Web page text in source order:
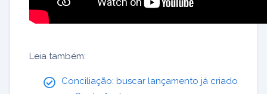
Leia também:
Conciliação: buscar lançamento já criado